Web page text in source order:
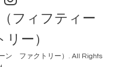
フィフティー
ー）
ン ファクトリー） . All Rights